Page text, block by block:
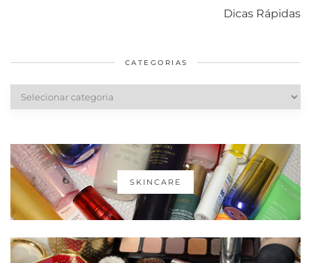
Dicas Rápidas
diários
cabelos
CATEGORIAS
Categorias
SKINCARE